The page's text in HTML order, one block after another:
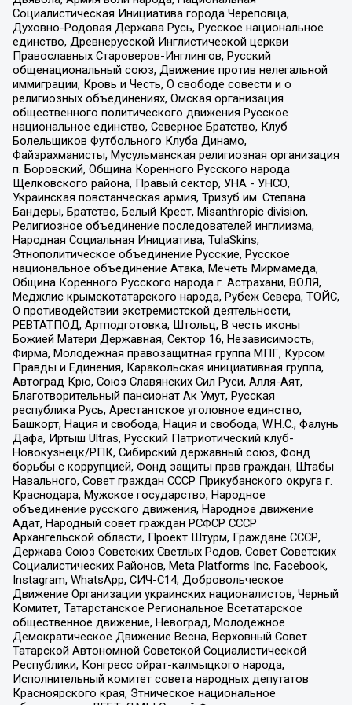
Социалистическая Инициатива города Череповца,
Духовно-Родовая Держава Русь, Русское национальное
единство, Древнерусской Инглистической церкви
Православных Староверов-Инглингов, Русский
общенациональный союз, Движение против нелегальной
иммиграции, Кровь и Честь, О свободе совести и о
религиозных объединениях, Омская организация
общественного политического движения Русское
национальное единство, Северное Братство, Клуб
Болельщиков Футбольного Клуба Динамо,
Файзрахманисты, Мусульманская религиозная организация
п. Боровский, Община Коренного Русского народа
Щелковского района, Правый сектор, УНА - УНСО,
Украинская повстанческая армия, Тризуб им. Степана
Бандеры, Братство, Белый Крест, Misanthropic division,
Религиозное объединение последователей инглиизма,
Народная Социальная Инициатива, TulaSkins,
Этнополитическое объединение Русские, Русское
национальное объединение Атака, Мечеть Мирмамеда,
Община Коренного Русского народа г. Астрахани, ВОЛЯ,
Меджлис крымскотатарского народа, Рубеж Севера, ТОЙС,
О противодействии экстремистской деятельности,
РЕВТАТПОД, Артподготовка, Штольц, В честь иконы
Божией Матери Державная, Сектор 16, Независимость,
Фирма, Молодежная правозащитная группа МПГ, Курсом
Правды и Единения, Каракольская инициативная группа,
Автоград Крю, Союз Славянских Сил Руси, Алля-Аят,
Благотворительный пансионат Ак Умут, Русская
республика Русь, Арестантское уголовное единство,
Башкорт, Нация и свобода, Нация и свобода, W.H.С., Фалунь
Дафа, Иртыш Ultras, Русский Патриотический клуб-
Новокузнецк/РПК, Сибирский державный союз, Фонд
борьбы с коррупцией, Фонд защиты прав граждан, Штабы
Навального, Совет граждан СССР Прикубанского округа г.
Краснодара, Мужское государство, Народное
объединение русского движения, Народное движение
Адат, Народный совет граждан РСФСР СССР
Архангельской области, Проект Штурм, Граждане СССР,
Держава Союз Советских Светлых Родов, Совет Советских
Социалистических Районов, Meta Platforms Inc, Facebook,
Instagram, WhatsApp, СИЧ-С14, Добровольческое
Движение Организации украинских националистов, Черный
Комитет, Татарстанское Региональное Всетатарское
общественное движение, Невоград, Молодежное
Демократическое Движение Весна, Верховный Совет
Татарской Автономной Советской Социалистической
Республики, Конгресс ойрат-калмыцкого народа,
Исполнительный комитет совета народных депутатов
Красноярского края, Этническое национальное